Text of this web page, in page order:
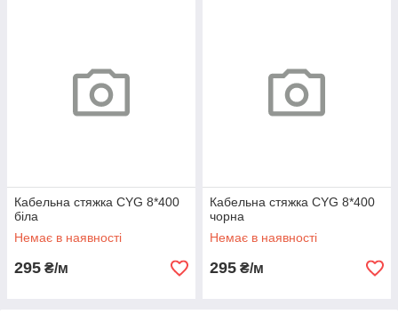
Кабельна стяжка CYG 8*400
біла
Немає в наявності
295 ₴/м
Кабельна стяжка CYG 8*400
чорна
Немає в наявності
295 ₴/м